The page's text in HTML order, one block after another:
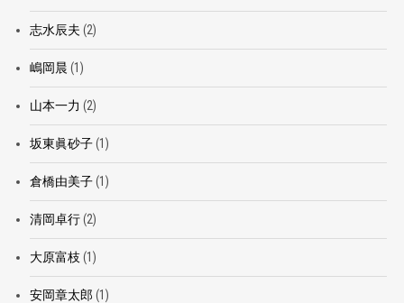
志水辰夫 (2)
嶋岡晨 (1)
山本一力 (2)
坂東眞砂子(1)
倉橋由美子(1)
清岡卓行(2)
大原富枝 (1)
安岡章太郎 (1)